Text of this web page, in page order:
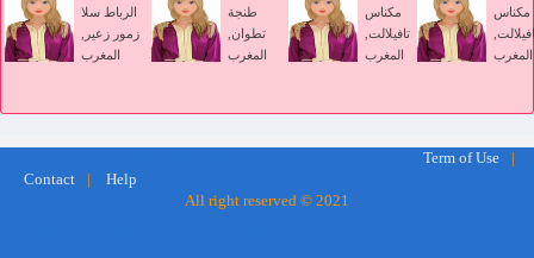
الرباط سلا
زمور زعير,
المغرب
طنجة
تطوان,
المغرب
مكناس
تافيلالت,
المغرب
مكناس
المغرب
Term of Use
Contact
Help
All right reserved © 2021